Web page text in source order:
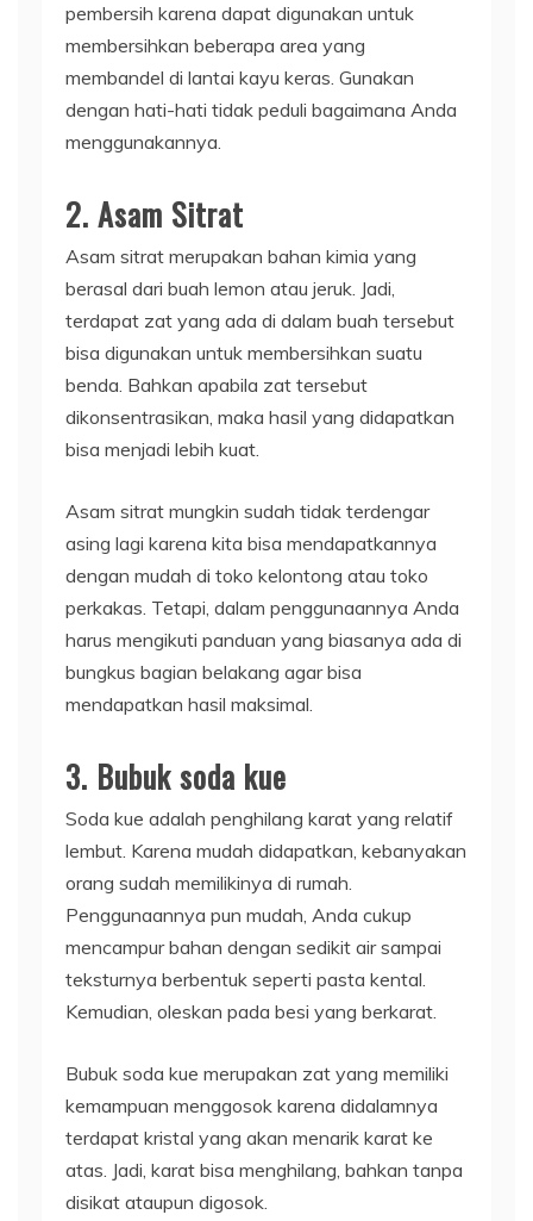
pembersih karena dapat digunakan untuk
membersihkan beberapa area yang
membandel di lantai kayu keras. Gunakan
dengan hati-hati tidak peduli bagaimana Anda
menggunakannya.
2. Asam Sitrat
Asam sitrat merupakan bahan kimia yang
berasal dari buah lemon atau jeruk. Jadi,
terdapat zat yang ada di dalam buah tersebut
bisa digunakan untuk membersihkan suatu
benda. Bahkan apabila zat tersebut
dikonsentrasikan, maka hasil yang didapatkan
bisa menjadi lebih kuat.
Asam sitrat mungkin sudah tidak terdengar
asing lagi karena kita bisa mendapatkannya
dengan mudah di toko kelontong atau toko
perkakas. Tetapi, dalam penggunaannya Anda
harus mengikuti panduan yang biasanya ada di
bungkus bagian belakang agar bisa
mendapatkan hasil maksimal.
3. Bubuk soda kue
Soda kue adalah penghilang karat yang relatif
lembut. Karena mudah didapatkan, kebanyakan
orang sudah memilikinya di rumah.
Penggunaannya pun mudah, Anda cukup
mencampur bahan dengan sedikit air sampai
teksturnya berbentuk seperti pasta kental.
Kemudian, oleskan pada besi yang berkarat.
Bubuk soda kue merupakan zat yang memiliki
kemampuan menggosok karena didalamnya
terdapat kristal yang akan menarik karat ke
atas. Jadi, karat bisa menghilang, bahkan tanpa
disikat ataupun digosok.